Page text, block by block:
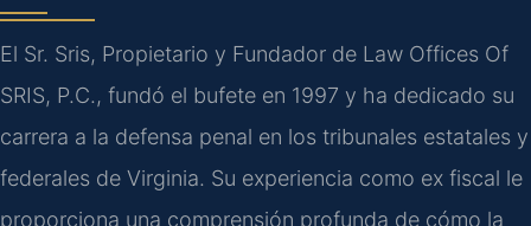
El Sr. Sris, Propietario y Fundador de Law Offices Of
SRIS, P.C., fundó el bufete en 1997 y ha dedicado su
carrera a la defensa penal en los tribunales estatales y
federales de Virginia. Su experiencia como ex fiscal le
proporciona una comprensión profunda de cómo la